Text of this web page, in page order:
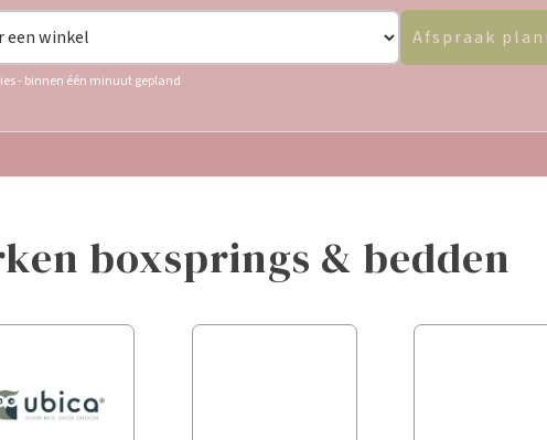
Afspraak
- binnen één minuut gepland
boxsprings & bedden